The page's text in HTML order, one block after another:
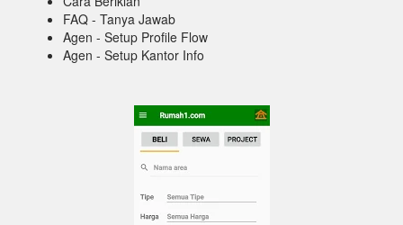
FAQ - Tanya Jawab
Agen - Setup Profile Flow
Agen - Setup Kantor Info